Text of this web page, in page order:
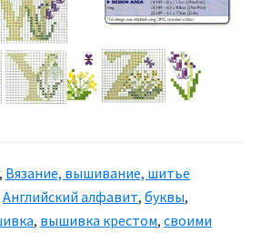
, Вязание, вышивание, шитье
Английский алфавит, буквы,
, вышивка крестом, своими